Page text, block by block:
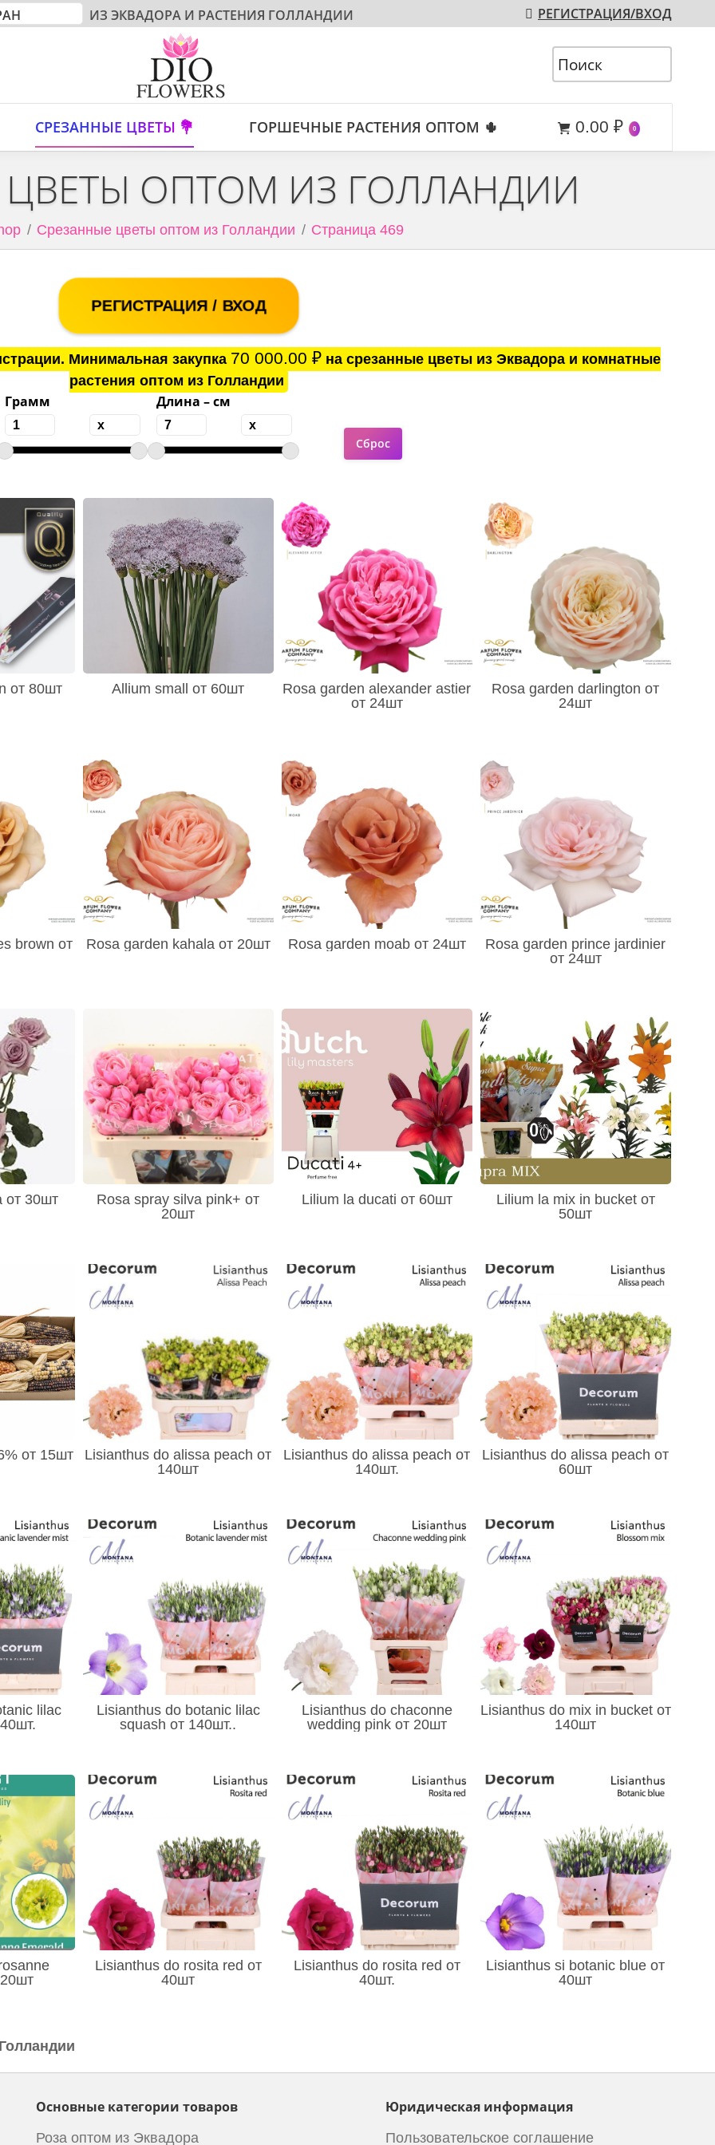
ИЗ ЭКВАДОРА И РАСТЕНИЯ ГОЛЛАНДИИ РЕГИСТРАЦИЯ/ВХОД
СРЕЗАННЫЕ ЦВЕТЫ 💐 ГОРШЕЧНЫЕ РАСТЕНИЯ ОПТОМ 🌵 0.00 ₽ 0
ЦВЕТЫ ОПТОМ ИЗ ГОЛЛАНДИИ
Срезанные цветы оптом из Голландии Страница 469
РЕГИСТРАЦИЯ / ВХОД
Минимальная закупка 70 000.00₽ на срезанные цветы из Эквадора и комнатные
растения оптом из Голландии
Грамм Длина – см
от 80шт Allium small от 60шт
Rosa garden alexander astier
от 24шт
Rosa garden darlington от
24шт
brown от
Rosa garden kahala от 20шт Rosa garden moab от 24шт
Rosa garden prince jardinier
от 24шт
от 30шт
Rosa spray silva pink+ от
20шт
Lilium la ducati от 60шт
Lilium la mix in bucket от
50шт
от 15шт
Lisianthus do alissa peach от
140шт
Lisianthus do alissa peach от
140шт.
Lisianthus do alissa peach от
60шт
lilac
Lisianthus do botanic lilac
squash от 140шт..
Lisianthus do chaconne
wedding pink от 20шт
Lisianthus do mix in bucket от
140шт
Lisianthus do rosita red от
40шт
Lisianthus do rosita red от
40шт.
Lisianthus si botanic blue от
40шт
Основные категории товаров
Роза оптом из Эквадора
Юридическая информация
Пользовательское соглашение